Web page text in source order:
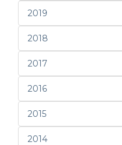
2019
2018
2017
2016
2015
2014